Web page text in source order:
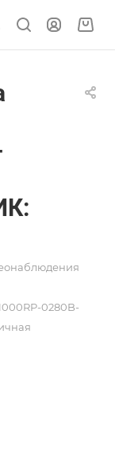
0280B-